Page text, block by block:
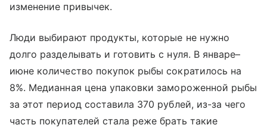
изменение привычек.
Люди выбирают продукты, которые не нужно
долго разделывать и готовить с нуля. В январе–
июне количество покупок рыбы сократилось на
8%. Медианная цена упаковки замороженной рыбы
за этот период составила 370 рублей, из-за чего
часть покупателей стала реже брать такие